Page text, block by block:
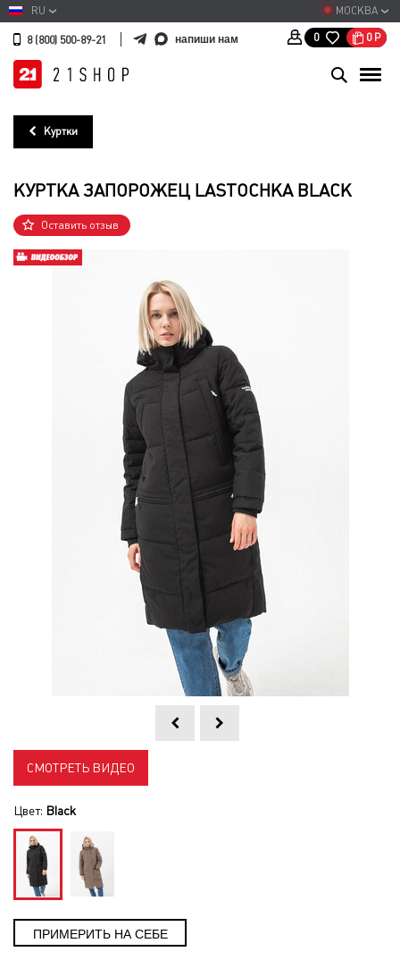
МОСКВА
RU
8 (800) 500-89-21 напиши нам 0 0 Р
Куртки
КУРТКА ЗАПОРОЖЕЦ LASTOCHKA BLACK
Оставить отзыв
СМОТРЕТЬ ВИДЕО
Цвет: Black